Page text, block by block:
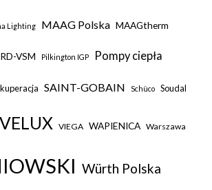
Lighting MAAG Polska MAAGtherm
VSM Pilkington IGP Pompy ciepła
SAINT-GOBAIN Schüco Soudal
VELUX VIEGA WAPIENICA Warszawa
Würth Polska